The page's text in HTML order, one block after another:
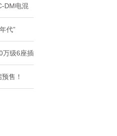
DM电混
代”
万级6座插
售！